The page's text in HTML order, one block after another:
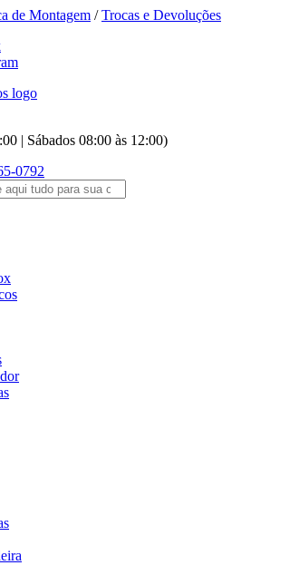
de Montagem /Trocas e Devoluções
| Sábados 08:00 às 12:00)
0792